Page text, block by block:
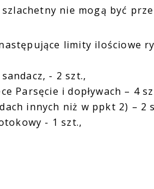
szlachetny nie mogą być
limity ilościowe
- 2 szt.,
Parsęcie i dopływach – 4
innych niż w ppkt 2) – 2
- 1 szt.,